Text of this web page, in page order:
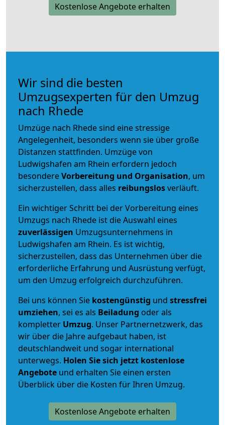
Kostenlose Angebote erhalten
Wir sind die besten
Umzugsexperten für den Umzug
nach Rhede
Umzüge nach Rhede sind eine stressige
Angelegenheit, besonders wenn sie über große
Distanzen stattfinden. Umzüge von
Ludwigshafen am Rhein erfordern jedoch
besondereVorbereitung und Organisation, um
sicherzustellen, dass alles reibungslosverläuft.
Ein wichtiger Schritt bei der Vorbereitung eines
Umzugs nach Rhede ist die Auswahl eines
zuverlässigen Umzugsunternehmens in
Ludwigshafen am Rhein. Es ist wichtig,
sicherzustellen, dass das Unternehmen über die
erforderliche Erfahrung und Ausrüstung verfügt,
um den Umzug erfolgreich durchzuführen.
Bei uns können Sie kostengünstig und stressfrei
umziehen, sei es als Beiladung oder als
kompletter Umzug. Unser Partnernetzwerk, das
wir über die Jahre aufgebaut haben, ist
deutschlandweit und sogar international
unterwegs. Holen Sie sich jetzt kostenlose
Angebote und erhalten Sie einen ersten
Überblick über die Kosten für Ihren Umzug.
Kostenlose Angebote erhalten